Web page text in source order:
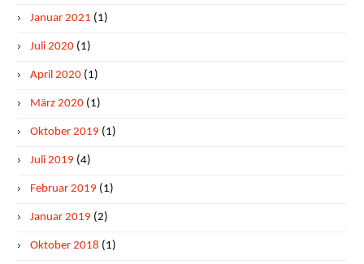
Januar 2021 (1)
Juli 2020 (1)
April 2020 (1)
März 2020 (1)
Oktober 2019 (1)
Juli 2019 (4)
Februar 2019 (1)
Januar 2019 (2)
Oktober 2018 (1)